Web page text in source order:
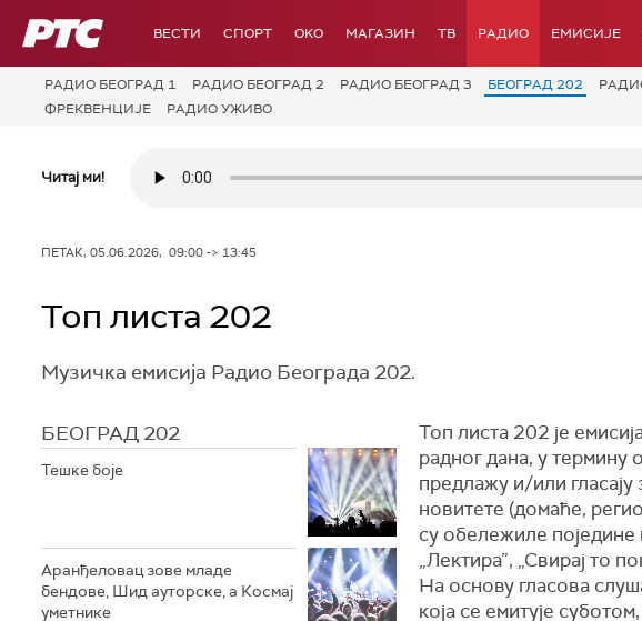
РТС ВЕСТИ СПОРТ OKO МАГАЗИН ТВ РАДИО ЕМИСИЈЕ
РАДИО БЕОГРАД 1 РАДИО БЕОГРАД 2 РАДИО БЕОГРАД 3 БЕОГРАД 202
ФРЕКВЕНЦИЈЕ
РАДИО УЖИВО
Читај ми!
ПЕТАК, 05.06.2026, 09:00 -> 13:45
Топ листа 202
Музичка емисија Радио Београда 202.
БЕОГРАД 202
Тешке боје
Аранђеловац зове младе
бендове, Шид ауторске, а Космај
уметнике
Топ листа 202 је
радног дана, у термину
предлажу и/или
новитете (домаће,
су обележиле поједине
„Лектира”, „Свирај то
На основу гласова
која се емитује